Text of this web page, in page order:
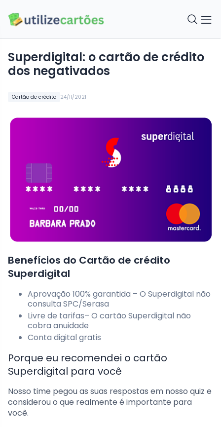
Cartão de crédito 24/11/2021
Superdigital: o cartão de crédito
dos negativados
Benefícios do Cartão de crédito
Superdigital
Aprovação 100% garantida – O Superdigital não
consulta SPC/Serasa
Livre de tarifas– O cartão Superdigital não
cobra anuidade
Conta digital gratis
Porque eu recomendei o cartão
Superdigital para você
Nosso time pegou as suas respostas em nosso quiz e
considerou o que realmente é importante para
você.